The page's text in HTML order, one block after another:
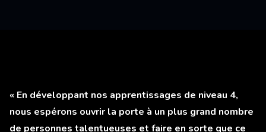
« En développant nos apprentissages de niveau 4,
nous espérons ouvrir la porte à un plus grand nombre
de personnes talentueuses et faire en sorte que ce